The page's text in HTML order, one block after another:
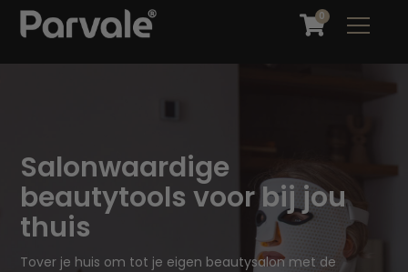
0
Salonwaardige
beautytools voor bij jou
thuis
Tover je huis om tot je eigen beautysalon met de